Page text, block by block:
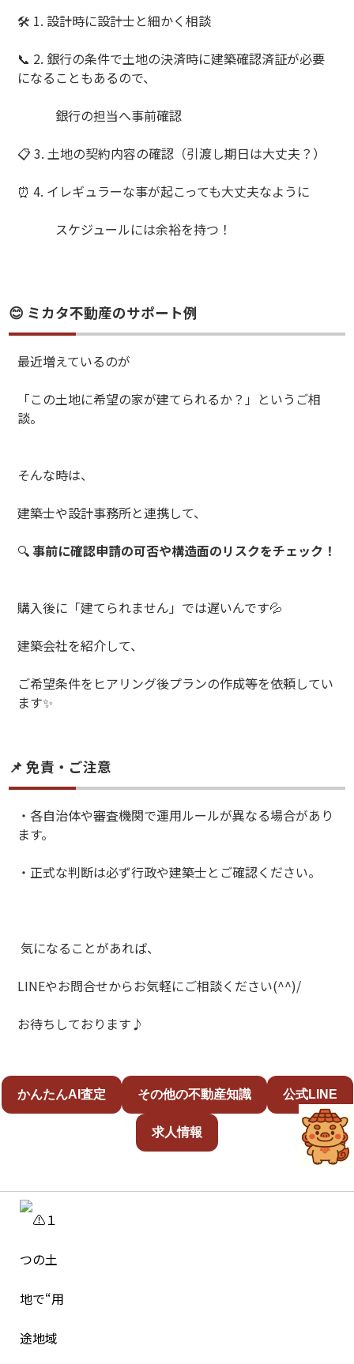
🛠 1. 設計時に設計士と細かく相談
📞 2. 銀行の条件で土地の決済時に建築確認済証が必要
になることもあるので、
銀行の担当へ事前確認
📋 3. 土地の契約内容の確認（引渡し期日は大丈夫？）
⏰ 4. イレギュラーな事が起こっても大丈夫なように
スケジュールには余裕を持つ！
😊 ミカタ不動産のサポート例
最近増えているのが
「この土地に希望の家が建てられるか？」というご相
談。
そんな時は、
建築士や設計事務所と連携して、
🔍事前に確認申請の可否や構造面のリスクをチェック！
購入後に「建てられません」では遅いんです💦
建築会社を紹介して、
ご希望条件をヒアリング後プランの作成等を依頼してい
ます✨
📌 免責・ご注意
・各自治体や審査機関で運用ルールが異なる場合があり
ます。
・正式な判断は必ず行政や建築士とご確認ください。
気になることがあれば、
LINEやお問合せからお気軽にご相談ください(^^)/
お待ちしております♪
かんたんAI査定 その他の不動産知識 公式LINE
求人情報